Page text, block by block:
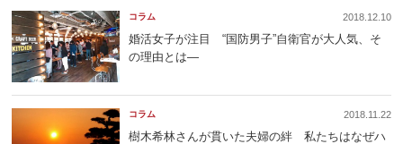
コラム 2018.12.10
婚活女子が注目 “国防男子”自衛官が大人気、そ
の理由とは―
コラム 2018.11.22
樹木希林さんが貫いた夫婦の絆 私たちはなぜハ